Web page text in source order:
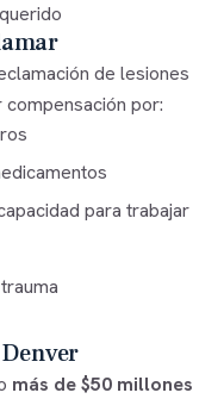
de lesiones
por:
para trabajar
más de $50 millones